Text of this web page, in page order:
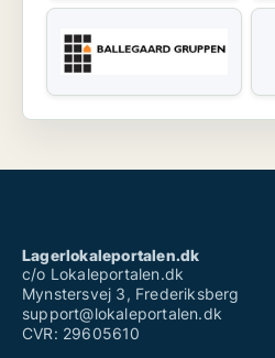
Lagerlokaleportalen.dk
c/o Lokaleportalen.dk
Mynstersvej 3, Frederiksberg
support@lokaleportalen.dk
CVR: 29605610